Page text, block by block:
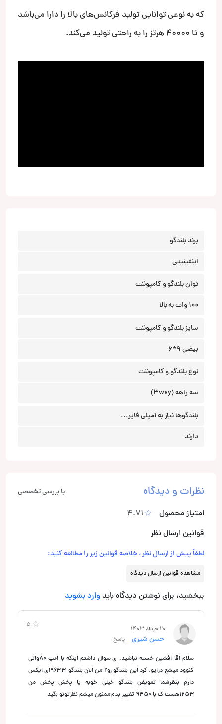
که به نوعی توانایی تولید فرکانس‌های بالا را دارا می‌باشد
و تا 40000 هرتز را به راحتی تولید می‌کند.
برند بلندگو
اینفینیتی
توان بلندگو و کامپوننت
100 وات به بالا
سایز بلندگو و کامپوننت
بیضی 9*6
نوع بلندگو و کامپوننت
سه راهه (3way)
بلندگوها نیاز به آمپلی فایر...
دارند
نظرات و دیدگاه با بررسی تخصصی
امتیاز محصول
4.71
قوانین ارسال نظر
لطفاً پیش از ارسال نظر ، خلاصه قوانین زیر را مطالعه کنید:
مشاهده قوانین ارسال دیدگاه
ببخشید، برای نوشتن دیدگاه باید وارد بشوید
5 20 خرداد 1403
حسن شیری پاسخ
سلام اقا افشین خسته نباشید. ی سوال داشتم اینکه با امپ 80واتی
کنوود میشع درایو. کرد این بلندگو رو؟ من الان بلندگو ۹۶۳۳ای ایکس
دارم بنظرشما تعویض بلندگو خیلی خوبه یا پخش پخش من
۱۲۵۳هست ک با ۹۴۵۰ تغییر بدم ممنون میشم نظرتونو بگید